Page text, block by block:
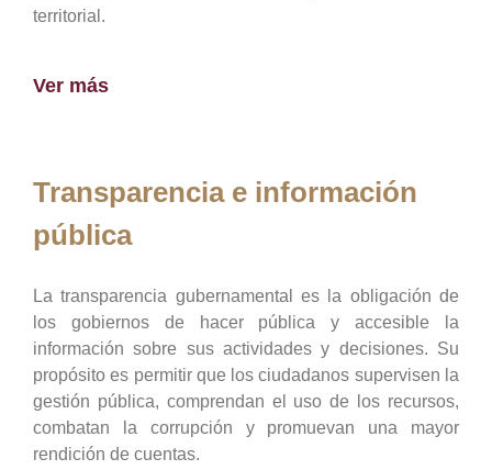
territorial.
Ver más
Transparencia e información
pública
La transparencia gubernamental es la obligación de
los gobiernos de hacer pública y accesible la
información sobre sus actividades y decisiones. Su
propósito es permitir que los ciudadanos supervisen la
gestión pública, comprendan el uso de los recursos,
combatan la corrupción y promuevan una mayor
rendición de cuentas.